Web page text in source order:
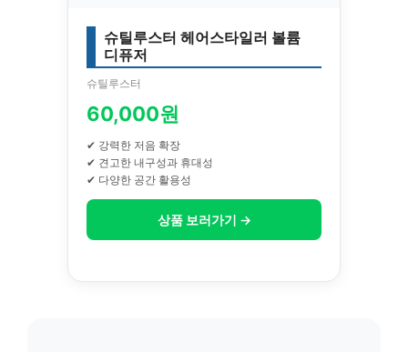
슈틸루스터 헤어스타일러 볼륨
디퓨저
슈틸루스터
60,000원
✔ 강력한 저음 확장
✔ 견고한 내구성과 휴대성
✔ 다양한 공간 활용성
상품 보러가기 →